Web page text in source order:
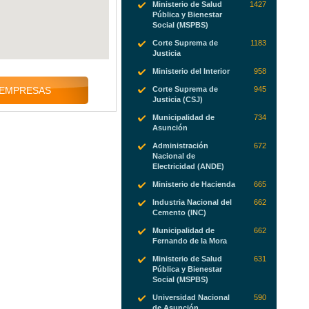
Ministerio de Salud
Pública y Bienestar
Social (MSPBS)
1427
Corte Suprema de
Justicia
1183
Ministerio del Interior 958
Corte Suprema de
Justicia (CSJ)
945
Municipalidad de
Asunción
734
Administración
Nacional de
Electricidad (ANDE)
672
Ministerio de Hacienda 665
Industria Nacional del
Cemento (INC)
662
Municipalidad de
Fernando de la Mora
662
Ministerio de Salud
Pública y Bienestar
Social (MSPBS)
631
Universidad Nacional
590